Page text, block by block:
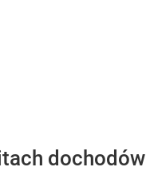
dochodów